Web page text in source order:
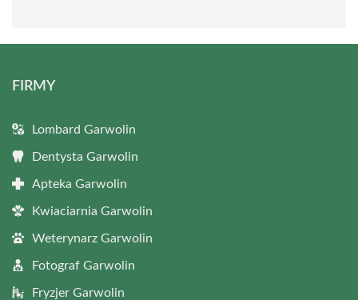
FIRMY
Lombard Garwolin
Dentysta Garwolin
Apteka Garwolin
Kwiaciarnia Garwolin
Weterynarz Garwolin
Fotograf Garwolin
Fryzjer Garwolin